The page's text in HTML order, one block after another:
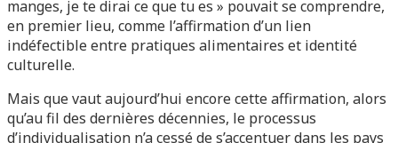
manges, je te dirai ce que tu es » pouvait se comprendre,
en premier lieu, comme l’affirmation d’un lien
indéfectible entre pratiques alimentaires et identité
culturelle.
Mais que vaut aujourd’hui encore cette affirmation, alors
qu’au fil des dernières décennies, le processus
d’individualisation n’a cessé de s’accentuer dans les pays